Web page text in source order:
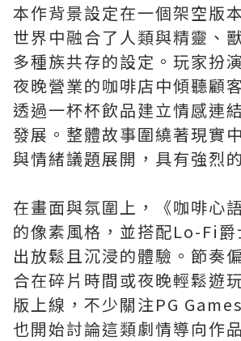
本作背景設定在一個架空版
世界中融合了人類與精靈、
多種族共存的設定。玩家扮
夜晚營業的咖啡店中傾聽顧
透過一杯杯飲品建立情感連
發展。整體故事圍繞著現實
與情緒議題展開，具有強烈
在畫面與氛圍上，《咖啡心
的像素風格，並搭配Lo-Fi爵
出放鬆且沉浸的體驗。節奏
合在碎片時間或夜晚輕鬆遊
版上線，不少關注PG
也開始討論這類劇情導向作